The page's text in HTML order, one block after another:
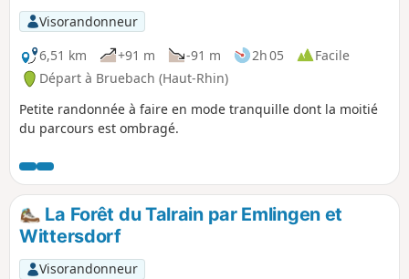
Visorandonneur
6,51 km
+91 m -91 m 2h 05
Facile
Départ à Bruebach (Haut-Rhin)
Petite randonnée à faire en mode tranquille dont la moitié
du parcours est ombragé.
La Forêt du Talrain par Emlingen et
Wittersdorf
Visorandonneur